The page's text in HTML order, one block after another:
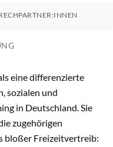
eine differenzierte
sozialen und
in Deutschland. Sie
zugehörigen
bloßer Freizeitvertreib: